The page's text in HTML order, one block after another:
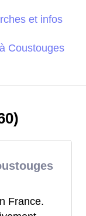
et infos
Coustouges
France.